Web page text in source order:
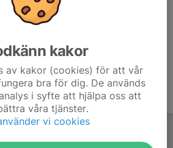
kakor
av kakor (cookies) för att vår
bra för dig. De används
i syfte att hjälpa oss att
våra tjänster.
vi cookies